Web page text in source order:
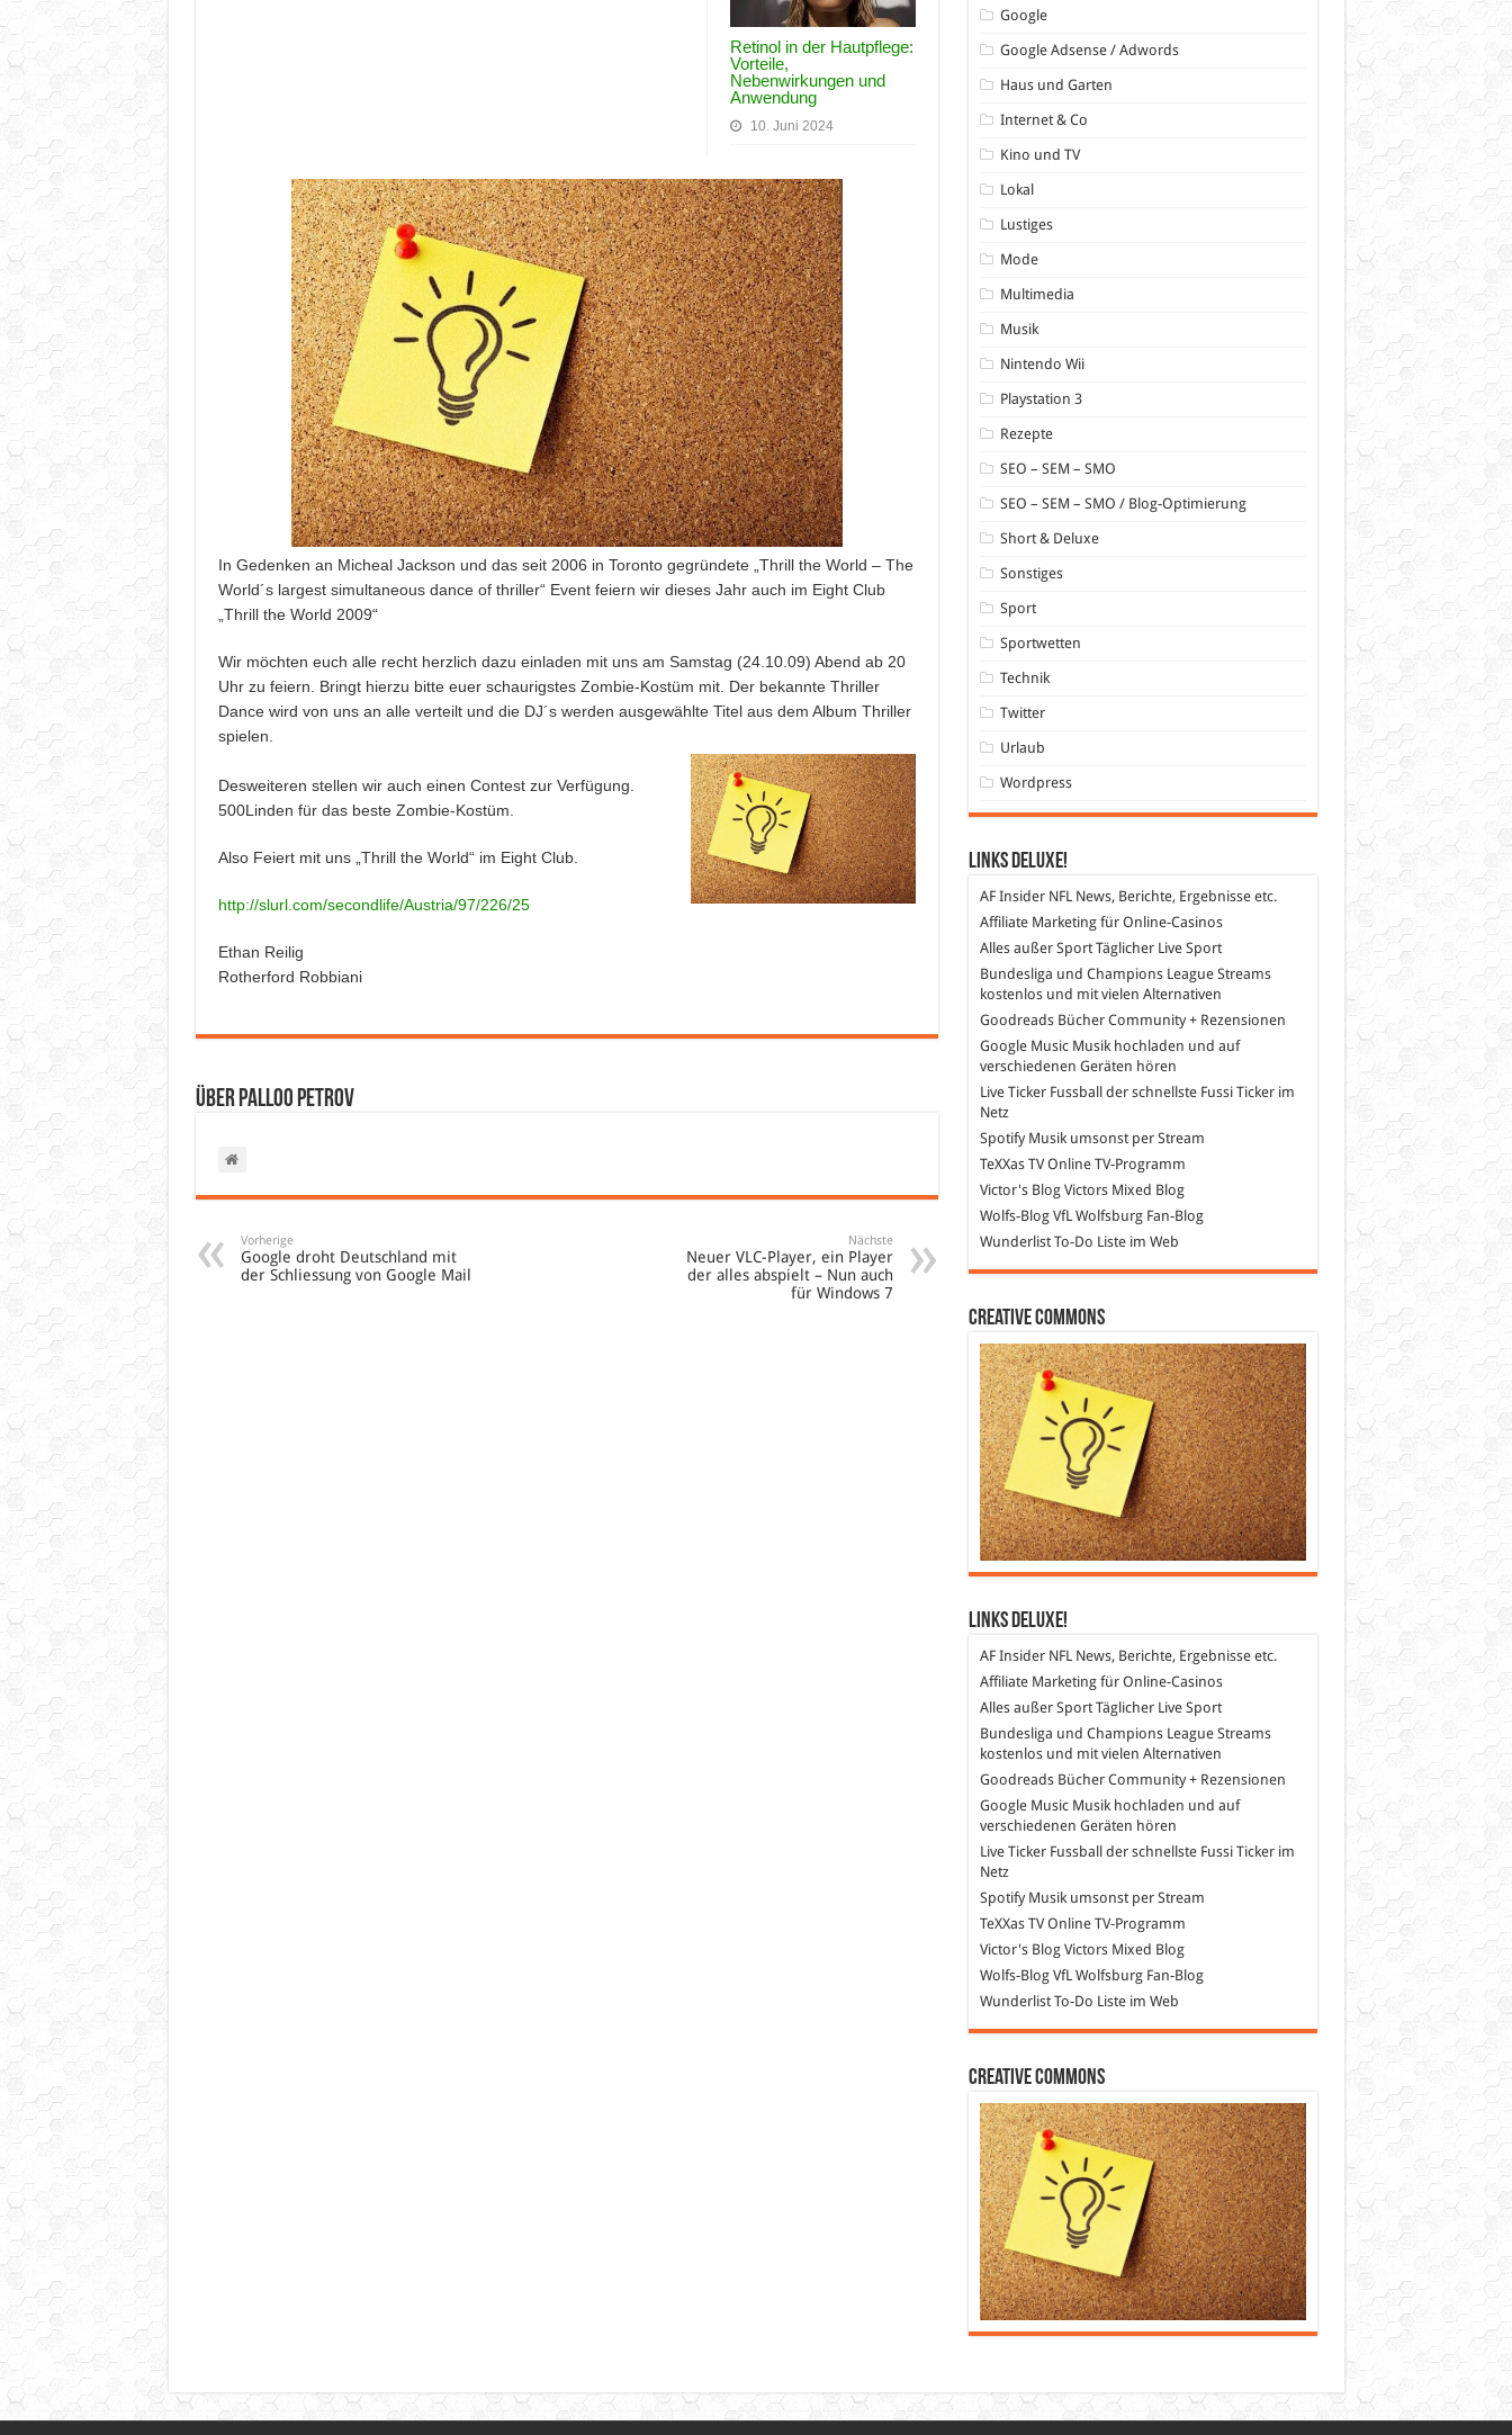
Retinol in der Hautpflege:
Vorteile,
Nebenwirkungen und
Anwendung
10. Juni 2024
In Gedenken an Micheal Jackson und das seit 2006 in Toronto gegründete „Thrill the World – The
World´s largest simultaneous dance of thriller“ Event feiern wir dieses Jahr auch im Eight Club
„Thrill the World 2009“
Wir möchten euch alle recht herzlich dazu einladen mit uns am Samstag (24.10.09) Abend ab 20
Uhr zu feiern. Bringt hierzu bitte euer schaurigstes Zombie-Kostüm mit. Der bekannte Thriller
Dance wird von uns an alle verteilt und die DJ´s werden ausgewählte Titel aus dem Album Thriller
spielen.
Desweiteren stellen wir auch einen Contest zur Verfügung.
500Linden für das beste Zombie-Kostüm.
Also Feiert mit uns „Thrill the World“ im Eight Club.
http://slurl.com/secondlife/Austria/97/226/25
Ethan Reilig
Rotherford Robbiani
Über Palloo Petrov
Vorherige
Google droht Deutschland mit
der Schliessung von Google Mail
Nächste
Neuer VLC-Player, ein Player
der alles abspielt – Nun auch
für Windows 7
Google
Google Adsense / Adwords
Haus und Garten
Internet & Co
Kino und TV
Lokal
Lustiges
Mode
Multimedia
Musik
Nintendo Wii
Playstation 3
Rezepte
SEO – SEM – SMO
SEO – SEM – SMO / Blog-Optimierung
Short & Deluxe
Sonstiges
Sport
Sportwetten
Technik
Twitter
Urlaub
Wordpress
Links DeLuXe!
AF InsiderNFL News, Berichte, Ergebnisse etc.
Affiliate Marketingfür Online-Casinos
Alles außer SportTäglicher Live Sport
Bundesliga und Champions League Streams
kostenlos und mit vielen Alternativen
GoodreadsBücher Community + Rezensionen
Google MusicMusik hochladen und auf
verschiedenen Geräten hören
Live Ticker Fussball
der schnellste Fussi Ticker im
Netz
SpotifyMusik umsonst per Stream
TeXXas TVOnline TV-Programm
Victor's BlogVictors Mixed Blog
Wolfs-BlogVfL Wolfsburg Fan-Blog
WunderlistTo-Do Liste im Web
Creative Commons
Links DeLuXe!
AF InsiderNFL News, Berichte, Ergebnisse etc.
Affiliate Marketingfür Online-Casinos
Alles außer SportTäglicher Live Sport
Bundesliga und Champions League Streams
kostenlos und mit vielen Alternativen
GoodreadsBücher Community + Rezensionen
Google MusicMusik hochladen und auf
verschiedenen Geräten hören
Live Ticker Fussball
der schnellste Fussi Ticker im
Netz
SpotifyMusik umsonst per Stream
TeXXas TVOnline TV-Programm
Victor's BlogVictors Mixed Blog
Wolfs-BlogVfL Wolfsburg Fan-Blog
WunderlistTo-Do Liste im Web
Creative Commons